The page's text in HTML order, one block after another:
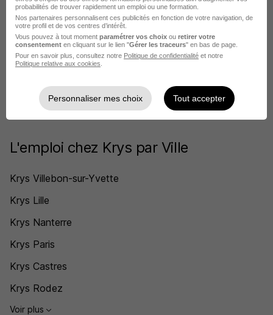
Krys Bazainville
Krys Buchelay
Krys Maurepas
Krys Orgeval
Krys Plaisir
Krys La Queue-les-Yvelines
L'emploi chez Krys par Ville
Krys Villebon-sur-Yvette
Krys Lille
Krys Nanterre
Krys Paris
Krys Castres
Krys Rodez
Voir plus
probabilités de trouver rapidement un emploi ou une formation.
Nos partenaires personnalisent ces publicités en fonction de votre navigation, de
votre profil et de vos centres d’intérêt.
Vous pouvez à tout moment paramétrer vos choix ou retirer votre
consentement en cliquant sur le lien "Gérer les traceurs" en bas de page.
Pour en savoir plus, consultez notre Politique de confidentialité et notre
Politique relative aux cookies
Personnaliser mes choix Tout accepter